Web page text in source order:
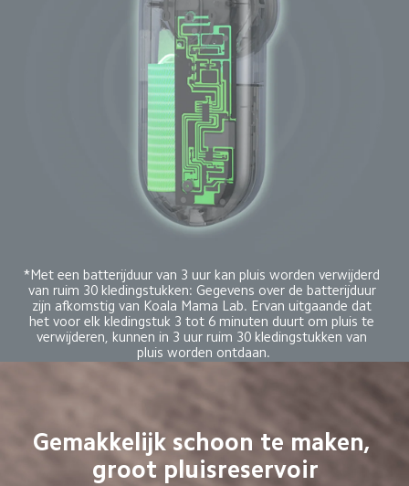
*Met een batterijduur van 3 uur kan pluis worden verwijderd
van ruim 30 kledingstukken: Gegevens over de batterijduur
zijn afkomstig van Koala Mama Lab. Ervan uitgaande dat
het voor elk kledingstuk 3 tot 6 minuten duurt om pluis te
verwijderen, kunnen in 3 uur ruim 30 kledingstukken van
pluis worden ontdaan.
Gemakkelijk schoon te maken,
groot pluisreservoir